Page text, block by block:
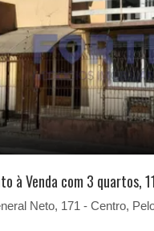
à Venda com 3 quartos,
Neto, 171 - Centro,